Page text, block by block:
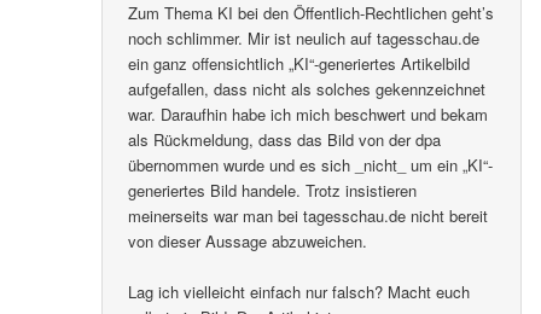
Zum Thema KI bei den Öffentlich-Rechtlichen geht’s
noch schlimmer. Mir ist neulich auf tagesschau.de
ein ganz offensichtlich „KI“-generiertes Artikelbild
aufgefallen, dass nicht als solches gekennzeichnet
war. Daraufhin habe ich mich beschwert und bekam
als Rückmeldung, dass das Bild von der dpa
übernommen wurde und es sich _nicht_ um ein „KI“-
generiertes Bild handele. Trotz insistieren
meinerseits war man bei tagesschau.de nicht bereit
von dieser Aussage abzuweichen.
Lag ich vielleicht einfach nur falsch? Macht euch